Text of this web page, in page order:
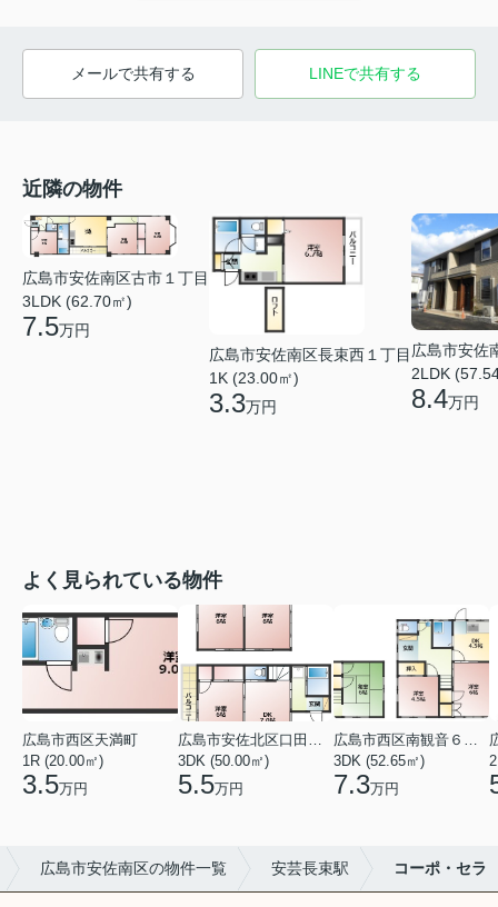
メールで共有する LINEで共有する
近隣の物件
広島市安佐南区古市１丁目
3LDK (62.70㎡)
7.5万円
広島市安佐南区長束西１丁目
1K (23.00㎡)
3.3万円
広島市安佐
2LDK
8.4万円
よく見られている物件
広島市西区天満町
1R (20.00㎡)
3.5万円
広島市安佐北区口田１丁目
3DK (50.00㎡)
5.5万円
広島市西区南観音６丁目
3DK (52.65㎡)
7.3万円
広島市安佐南区の物件一覧 安芸長束駅 コーポ・セラ